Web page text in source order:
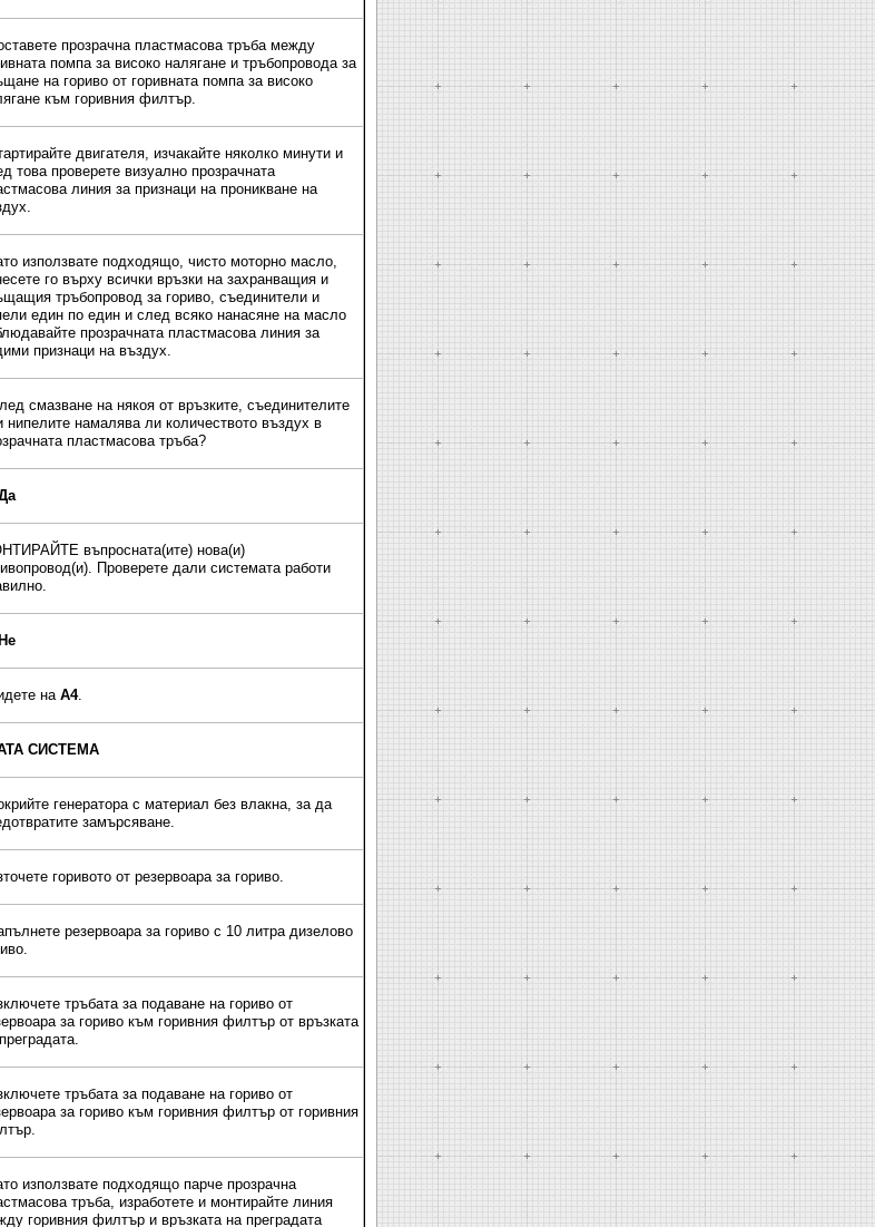
прозрачна пластмасова тръба между
помпа за високо налягане и тръбопровода за
на гориво от горивната помпа за високо
към горивния филтър.
двигателя, изчакайте няколко минути и
това проверете визуално прозрачната
линия за признаци на проникване на
използвате подходящо, чисто моторно масло,
го върху всички връзки на захранващия и
тръбопровод за гориво, съединители и
един по един и след всяко нанасяне на масло
прозрачната пластмасова линия за
признаци на въздух.
смазване на някоя от връзките, съединителите
нипелите намалява ли количеството въздух в
пластмасова тръба?
въпросната(ите) нова(и)
Проверете дали системата работи
Не
наA4.
СИСТЕМА
генератора с материал без влакна, за да
замърсяване.
горивото от резервоара за гориво.
резервоара за гориво с 10 литра дизелово
тръбата за подаване на гориво от
за гориво към горивния филтър от връзката
тръбата за подаване на гориво от
за гориво към горивния филтър от горивния
използвате подходящо парче прозрачна
тръба, изработете и монтирайте линия
горивния филтър и връзката на преградата